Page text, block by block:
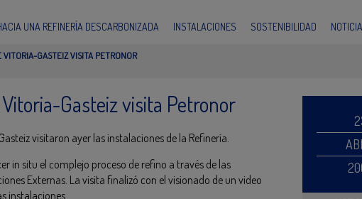
UNA REFINERÍA DESCARBONIZADA INSTALACIONES SOSTENIBILIDAD
GASTEIZ VISITA PETRONOR
Gasteiz visita Petronor
visitaron ayer las instalaciones de la Refinería.
in situ el complejo proceso de refino a través de las
Externas. La visita finalizó con el visionado de un video
instalaciones.